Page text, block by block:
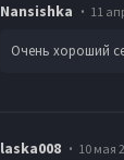
Nansishka 11
Очень хороший
laska008 10 мая